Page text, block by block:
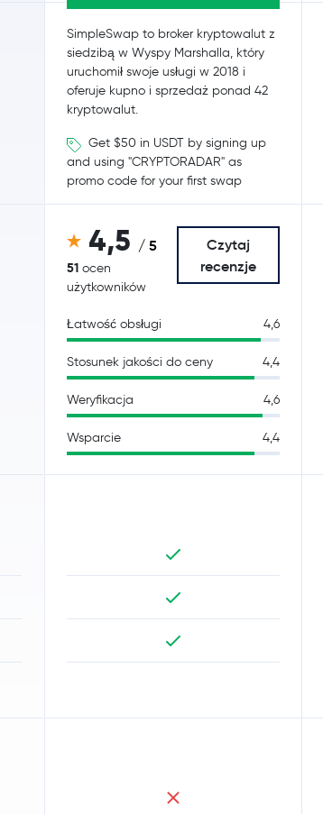
SimpleSwap to broker kryptowalut z
siedzibą w Wyspy Marshalla, który
uruchomił swoje usługi w 2018 i
oferuje kupno i sprzedaż ponad 42
kryptowalut.
Get $50 in USDT by signing up
and using "CRYPTORADAR" as
promo code for your first swap
4,5 / 5
51 ocen
użytkowników
Czytaj
recenzje
Łatwość obsługi 4,6
Stosunek jakości do ceny 4,4
Weryfikacja 4,6
Wsparcie 4,4